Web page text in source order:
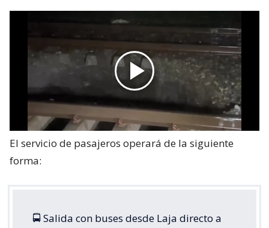
El servicio de pasajeros operará de la siguiente
forma:
🚍 Salida con buses desde Laja directo a